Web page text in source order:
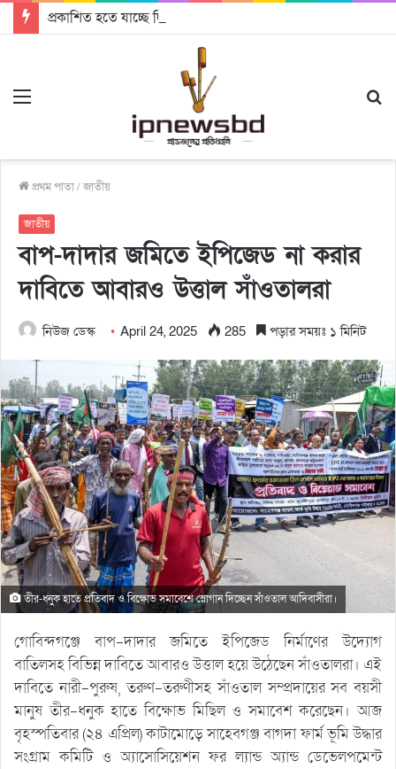
প্রকাশিত হতে যাচ্ছে দি রাবুগার নতুন গান ‘Baljanggi’
প্রথম পাতা/জাতীয়
জাতীয়
বাপ-দাদার জমিতে ইপিজেড না করার
দাবিতে আবারও উত্তাল সাঁওতালরা
নিউজ ডেস্ক April 24, 2025 285 পড়ার সময়ঃ ১ মিনিট
তীর-ধনুক হাতে প্রতিবাদ ও বিক্ষোভ সমাবেশে স্লোগান দিচ্ছেন সাঁওতাল আদিবাসীরা।
গোবিন্দগঞ্জে বাপ-দাদার জমিতে ইপিজেড নির্মাণের উদ্যোগ
বাতিলসহ বিভিন্ন দাবিতে আবারও উত্তাল হয়ে উঠেছেন সাঁওতালরা। এই
দাবিতে নারী-পুরুষ, তরুণ-তরুণীসহ সাঁওতাল সম্প্রদায়ের সব বয়সী
মানুষ তীর-ধনুক হাতে বিক্ষোভ মিছিল ও সমাবেশ করেছেন। আজ
বৃহস্পতিবার (২৪ এপ্রিল) কাটামোড়ে সাহেবগঞ্জ বাগদা ফার্ম ভূমি উদ্ধার
সংগ্রাম কমিটি ও অ্যাসোসিয়েশন ফর ল্যান্ড অ্যান্ড ডেভেলপমেন্ট